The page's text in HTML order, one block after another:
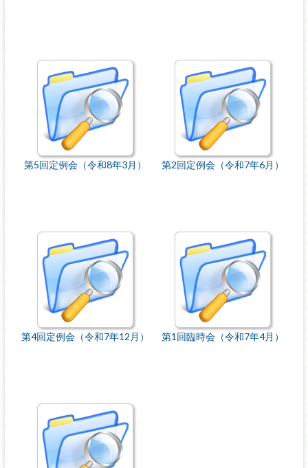
第5回定例会（令和8年3月） 第2回定例会（令和7年6月）
第4回定例会（令和7年12月） 第1回臨時会（令和7年4月）